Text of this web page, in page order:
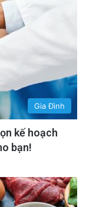
Gia Đình
kế hoạch
bạn!